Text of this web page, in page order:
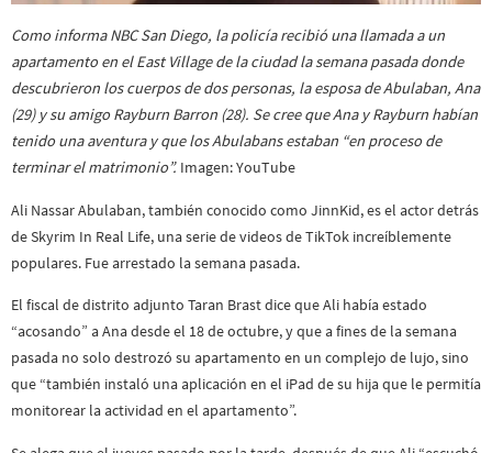
Como informa NBC San Diego, la policía recibió una llamada a un
apartamento en el East Village de la ciudad la semana pasada donde
descubrieron los cuerpos de dos personas, la esposa de Abulaban, Ana
(29) y su amigo Rayburn Barron (28). Se cree que Ana y Rayburn habían
tenido una aventura y que los Abulabans estaban “en proceso de
terminar el matrimonio”. Imagen: YouTube
Ali Nassar Abulaban, también conocido como JinnKid, es el actor detrás
de Skyrim In Real Life, una serie de videos de TikTok increíblemente
populares. Fue arrestado la semana pasada.
El fiscal de distrito adjunto Taran Brast dice que Ali había estado
“acosando” a Ana desde el 18 de octubre, y que a fines de la semana
pasada no solo destrozó su apartamento en un complejo de lujo, sino
que “también instaló una aplicación en el iPad de su hija que le permitía
monitorear la actividad en el apartamento”.